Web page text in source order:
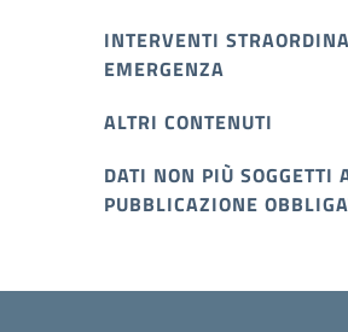
INTERVENTI
EMERGENZA
ALTRI CONTENUTI
DATI NON PIÙ SOGGETTI
PUBBLICAZIONE